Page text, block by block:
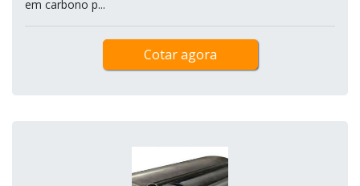
em carbono p...
Cotar agora